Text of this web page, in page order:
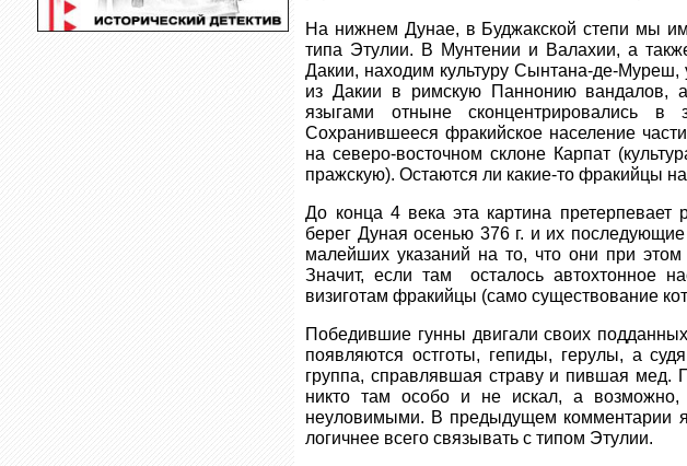
На нижнем Дунае, в Буджакской степи мы
типа Этулии. В Мунтении и Валахии, а
Дакии, находим культуру Сынтана-де-Муреш,
из Дакии в римскую Паннонию вандалов,
языгами отныне сконцентрировались в
Сохранившееся фракийское население
на северо-восточном склоне Карпат
пражскую). Остаются ли какие-то фракийцы
До конца 4 века эта картина
берег Дуная осенью 376 г. и их
малейших указаний на то, что они при этом
Значит, если там осталось автохтонное
визиготам фракийцы (само существование
Победившие гунны двигали своих
появляются остготы, гепиды, герулы, а
группа, справлявшая страву и пившая мед.
никто там особо и не искал, а возможно,
неуловимыми. В предыдущем комментарии я
логичнее всего связывать с типом Этулии.